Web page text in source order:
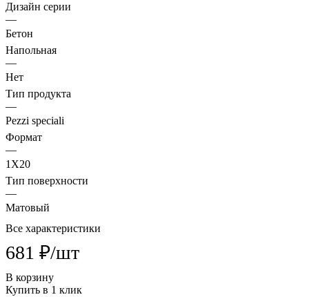
Дизайн серии
—
Бетон
Напольная
—
Нет
Тип продукта
—
Pezzi speciali
Формат
—
1X20
Тип поверхности
—
Матовый
Все характеристики
681 ₽/шт
В корзину
Купить в 1 клик